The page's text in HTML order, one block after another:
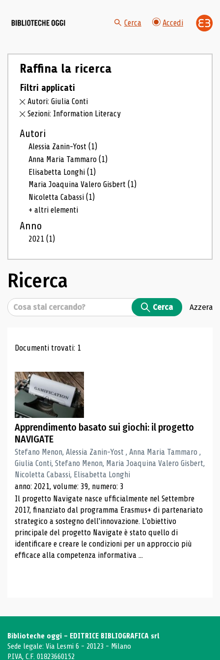
Cerca Accedi
Raffina la ricerca
Filtri applicati
Autori: Giulia Conti
Sezioni: Information Literacy
Autori
Alessia Zanin-Yost(1)
Anna Maria Tammaro(1)
Elisabetta Longhi(1)
Maria Joaquina Valero Gisbert(1)
Nicoletta Cabassi(1)
+ altri elementi
Anno
2021(1)
Ricerca
Cerca Cerca Azzera
Risultati di ricerca
Documenti trovati: 1
Apprendimento basato sui giochi: il progetto
NAVIGATE
Stefano Menon, Alessia Zanin-Yost , Anna Maria Tammaro ,
Giulia Conti, Stefano Menon, Maria Joaquina Valero Gisbert,
Nicoletta Cabassi, Elisabetta Longhi
anno: 2021, volume: 39, numero: 3
Il progetto Navigate nasce ufficialmente nel Settembre
2017, finanziato dal programma Erasmus+ di partenariato
strategico a sostegno dell'innovazione. L'obiettivo
principale del progetto Navigate è stato quello di
identificare e creare le condizioni per un approccio più
efficace alla competenza informativa ...
Biblioteche oggi - EDITRICE BIBLIOGRAFICA srl
Sede legale: Via Lesmi 6 - 20123 - Milano
P.IVA, C.F. 01823660152